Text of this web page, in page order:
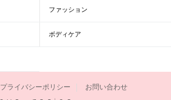
ファッション
ボディケア
プライバシーポリシー お問い合わせ